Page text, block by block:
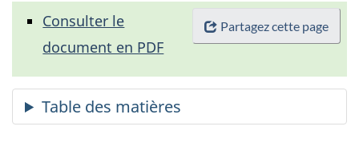
Partagez cette page
Consulter le
document en PDF